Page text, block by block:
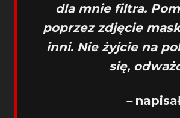
dla mnie filtra.
poprzez zdjęcie
inni. Nie żyjcie na
się,
–